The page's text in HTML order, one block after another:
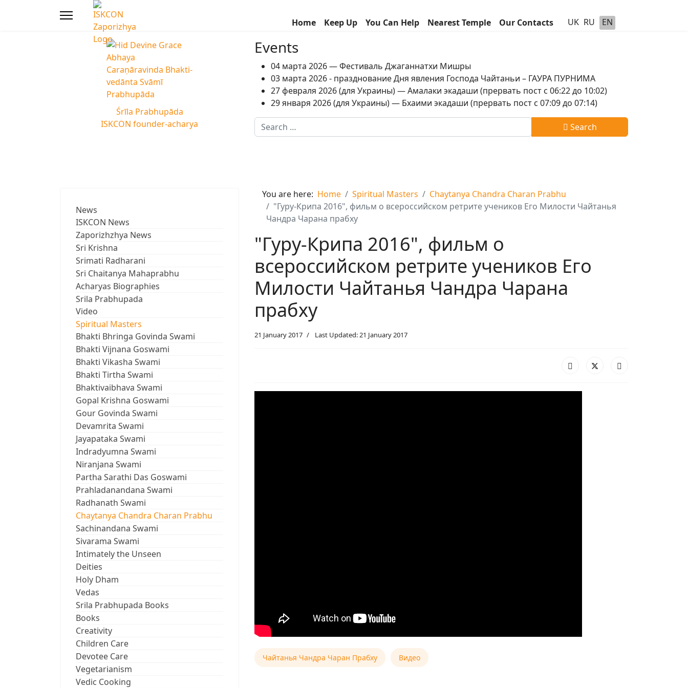
Home Keep Up You Can Help Nearest Temple Our Contacts UK RU EN
Śrīla Prabhupāda
ISKCON founder-acharya
Events
04 марта 2026 — Фестиваль Джаганнатхи Мишры
03 марта 2026 - празднование Дня явления Господа Чайтаньи – ГАУРА ПУРНИМА
27 февраля 2026 (для Украины) — Амалаки экадаши (прервать пост с 06:22 до 10:02)
29 января 2026 (для Украины) — Бхаими экадаши (прервать пост с 07:09 до 07:14)
Search
Search
News
ISKCON News
Zaporizhzhya News
Sri Krishna
Srimati Radharani
Sri Chaitanya Mahaprabhu
Acharyas Biographies
Srila Prabhupada
Video
Spiritual Masters
Bhakti Bhringa Govinda Swami
Bhakti Vijnana Goswami
Bhakti Vikasha Swami
Bhakti Tirtha Swami
Bhaktivaibhava Swami
Gopal Krishna Goswami
Gour Govinda Swami
Devamrita Swami
Jayapataka Swami
Indradyumna Swami
Niranjana Swami
Partha Sarathi Das Goswami
Prahladanandana Swami
Radhanath Swami
Chaytanya Chandra Charan Prabhu
Sachinandana Swami
Sivarama Swami
Intimately the Unseen
Deities
Holy Dham
Vedas
Srila Prabhupada Books
Books
Creativity
Children Care
Devotee Care
Vegetarianism
Vedic Cooking
You are here: Home Spiritual Masters
Chaytanya Chandra Charan Prabhu
"Гуру-Крипа 2016", фильм о всероссийском ретрите учеников Его Милости Чайтанья
Чандра Чарана прабху
"Гуру-Крипа 2016", фильм о
всероссийском ретрите учеников Его
Милости Чайтанья Чандра Чарана
прабху
21 January 2017 Last Updated: 21 January 2017
Чайтанья Чандра Чаран Прабху Видео